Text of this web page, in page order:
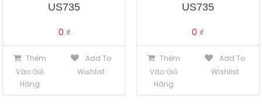
US735
0 ₫
Thêm
Vào Giỏ
Hàng
Add To
Wishlist
US735
0 ₫
Thêm
Vào Giỏ
Hàng
Add To
Wishlist